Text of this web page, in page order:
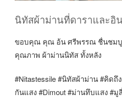
นิทัสผ้าม่านที่ดาราและอิ
ขอบคุณ คุณ อ้น ศรีพรรณ ชื่นชมบู
คุณภาพ ผ้าม่านนิทัส ทั้งหลัง
#Nitastessile #นิทัสผ้าม่าน #คิด
กันแสง #Dimout #ม่านทึบแสง #มู